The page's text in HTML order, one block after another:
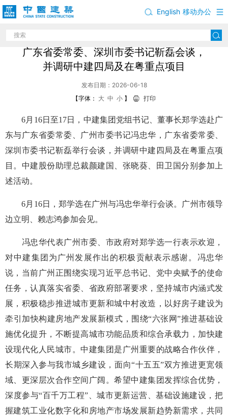
移动办公
English
郑学选与广东省委常委、广州市委书记冯忠华，
广东省委常委、深圳市委书记靳磊会谈，
并调研中建四局及在粤重点项目
发布日期：2026-06-18
【字体： 大 中 小 】 打印
6月16日至17日，中建集团党组书记、董事长郑学选赴广
东与广东省委常委、广州市委书记冯忠华，广东省委常委、
深圳市委书记靳磊举行会谈，并调研中建四局及在粤重点项
目。中建股份助理总裁颜建国、张晓葵、田卫国分别参加上
述活动。
6月16日，郑学选在广州与冯忠华举行会谈。广州市领导
边立明、赖志鸿参加会见。
冯忠华代表广州市委、市政府对郑学选一行表示欢迎，
对中建集团为广州发展作出的积极贡献表示感谢。冯忠华
说，当前广州正围绕实现习近平总书记、党中央赋予的使命
任务，认真落实省委、省政府部署要求，坚持城市内涵式发
展，积极稳步推进城市更新和城中村改造，以好房子建设为
牵引加快构建房地产发展新模式，围绕“六张网”推进基础设
施优化提升，不断提高城市功能品质和综合承载力，加快建
设现代化人民城市。中建集团是广州重要的战略合作伙伴，
长期深入参与我市城乡建设，面向“十五五”双方推进更宽领
域、更深层次合作空间广阔。希望中建集团发挥综合优势，
深度参与“百千万工程”、城市更新运营、基础设施建设，把
握建筑工业化数字化和房地产市场发展新趋势新需求，共同